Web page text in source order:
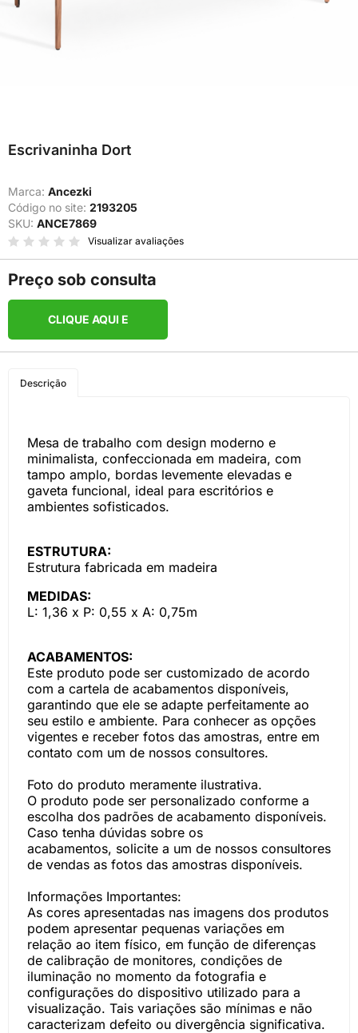
Escrivaninha Dort
Marca: Ancezki
Código no site: 2193205
SKU: ANCE7869
Visualizar avaliações
Preço sob consulta
CLIQUE AQUI E
Descrição
Mesa de trabalho com design moderno e
minimalista, confeccionada em madeira, com
tampo amplo, bordas levemente elevadas e
gaveta funcional, ideal para escritórios e
ambientes sofisticados.
ESTRUTURA:
Estrutura fabricada em madeira
MEDIDAS:
L: 1,36 x P: 0,55 x A: 0,75m
ACABAMENTOS:
Este produto pode ser customizado de acordo
com a cartela de acabamentos disponíveis,
garantindo que ele se adapte perfeitamente ao
seu estilo e ambiente. Para conhecer as opções
vigentes e receber fotos das amostras, entre em
contato com um de nossos consultores.
Foto do produto meramente ilustrativa.
O produto pode ser personalizado conforme a
escolha dos padrões de acabamento disponíveis.
Caso tenha dúvidas sobre os
acabamentos, solicite a um de nossos consultores
de vendas as fotos das amostras disponíveis.
Informações Importantes:
As cores apresentadas nas imagens dos produtos
podem apresentar pequenas variações em
relação ao item físico, em função de diferenças
de calibração de monitores, condições de
iluminação no momento da fotografia e
configurações do dispositivo utilizado para a
visualização. Tais variações são mínimas e não
caracterizam defeito ou divergência significativa.